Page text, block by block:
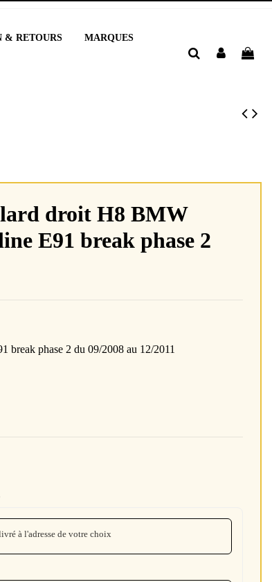
& RETOURS MARQUES
droit H8 BMW
E91 break phase 2
break phase 2 du 09/2008 au 12/2011
à l'adresse de votre choix